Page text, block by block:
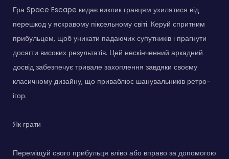
Гра Space Escape кидає виклик гравцям ухилятися від
перешкод у яскравому піксельному світі. Керуй спритним
прибульцем, щоб уникати падаючих супутників і прагнути
досягти високих результатів. Цей нескінченний аркадний
досвід забезпечує тривале захоплення завдяки своєму
класичному дизайну, що приваблює шанувальників ретро-
ігор.
Як грати
Переміщуй свого прибульця вліво або вправо за допомогою